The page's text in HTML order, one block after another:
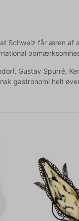
Schweiz får æren af
Gustav Spurré,
gastronomi helt